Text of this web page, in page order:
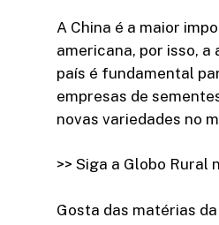
A China é a maior
americana, por isso, a
país é fundamental
empresas de
novas variedades no
>> Siga a Globo Rural
Gosta das matérias